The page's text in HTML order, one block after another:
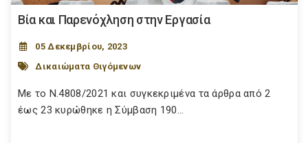
Βία και Παρενόχληση στην Εργασία
05 Δεκεμβρίου, 2023
Δικαιώματα Θιγόμενων
Με το Ν.4808/2021 και συγκεκριμένα τα άρθρα από 2
έως 23 κυρώθηκε η Σύμβαση 190...